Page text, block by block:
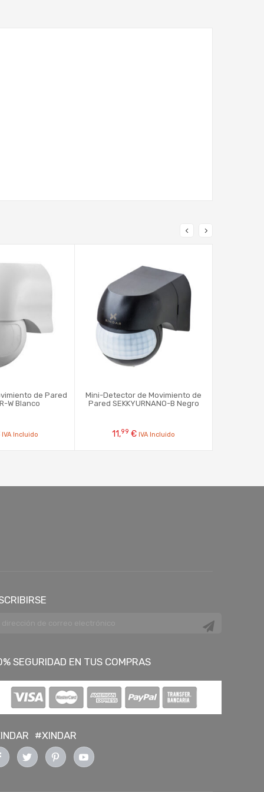
de Pared
W Blanco
IVA Incluido
Mini-Detector de Movimiento de
Pared SEKKYURNANO-B Negro
11,99 € IVA Incluido
SEGURIDAD EN TUS COMPRAS
#XINDAR